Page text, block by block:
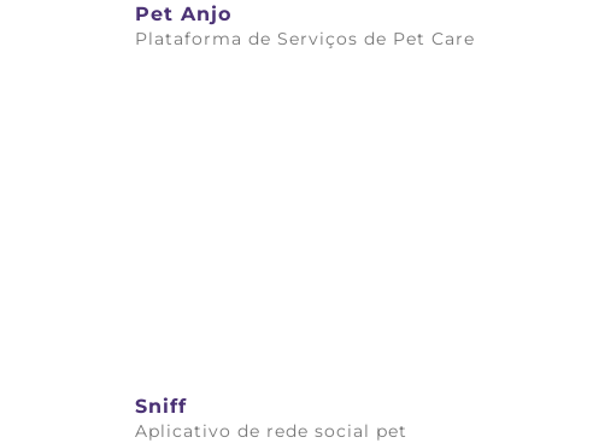
Pet Anjo
Plataforma de Serviços de Pet Care
Sniff
Aplicativo de rede social pet